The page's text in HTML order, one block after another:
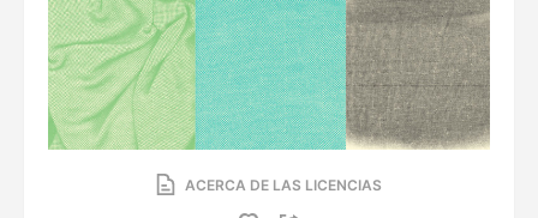
ACERCA DE LAS LICENCIAS